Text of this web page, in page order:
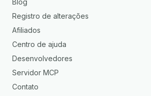
Blog
Registro de alterações
Afiliados
Centro de ajuda
Desenvolvedores
Servidor MCP
Contato